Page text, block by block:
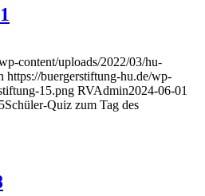
content/uploads/2022/03/hu-
https://buergerstiftung-hu.de/wp-
15.png RVAdmin2024-06-01
Schüler-Quiz zum Tag des